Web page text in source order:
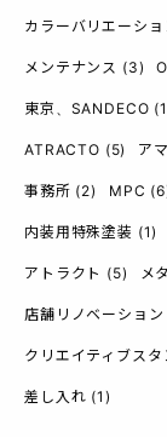
カラーバリエーショ
メンテナンス (3)
東京、SANDECO
ATRACTO (5) ア
事務所 (2) MPC
内装用特殊塗装 (1)
アトラクト (5) メ
店舗リノベーション
クリエイティブス
差し入れ (1)